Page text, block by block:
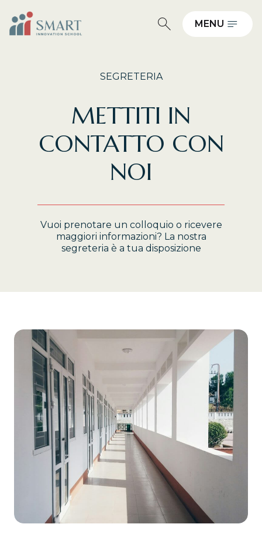
MENU
SEGRETERIA
METTITI IN
CONTATTO CON
NOI
Vuoi prenotare un colloquio o ricevere
maggiori informazioni? La nostra
segreteria è a tua disposizione